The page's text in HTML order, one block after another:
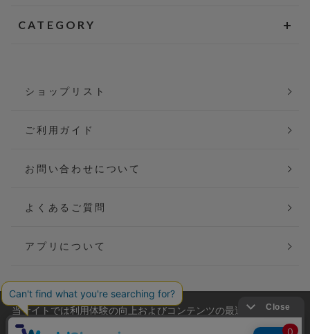
CATEGORY
ショップリスト
ご利用ガイド
お問い合わせについて
よくあるご質問
アプリについて
会社概要
当サイトでは利用体験の向上およびコンテンツの最適な提供、ト
ラフィックの分析を目的としてCookieを使用しています。